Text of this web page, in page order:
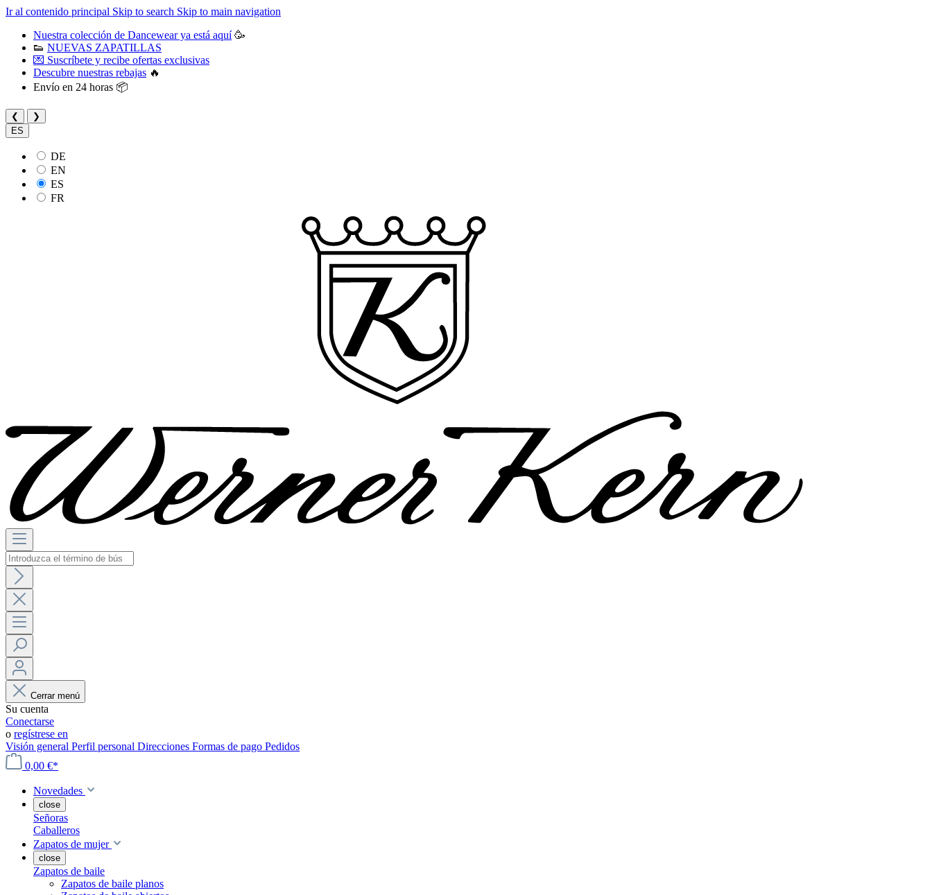
Ir al contenido principal Skip to search Skip to main navigation
Nuestra colección de Dancewear ya está aquí🥳
👟 NUEVAS ZAPATILLAS
💌 Suscríbete y recibe ofertas exclusivas
Descubre nuestras rebajas 🔥
Envío en 24 horas 📦
❮
❯
ES
DE
EN
ES
FR
Cerrar menú
Su cuenta
Conectarse
o regístrese en
Visión general Perfil personal Direcciones Formas de pago Pedidos
0,00 €*
Novedades
close
Señoras
Caballeros
Zapatos de mujer
close
Zapatos de baile
Zapatos de baile planos